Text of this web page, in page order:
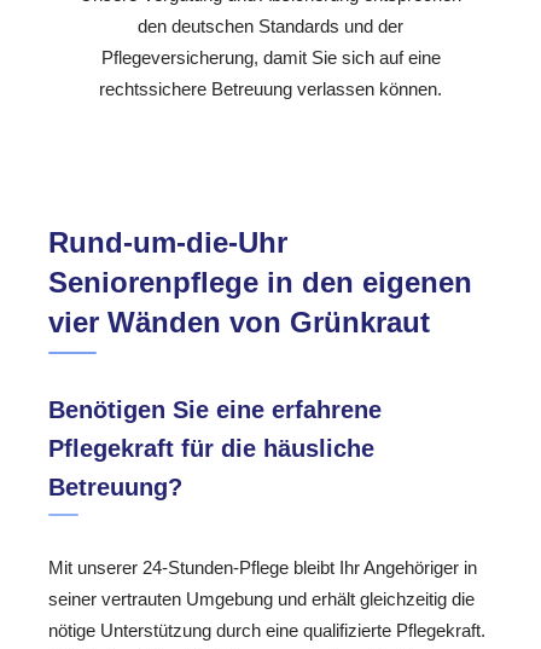
den deutschen Standards und der
Pflegeversicherung, damit Sie sich auf eine
rechtssichere Betreuung verlassen können.
Rund-um-die-Uhr
Seniorenpflege in den eigenen
vier Wänden von Grünkraut
Benötigen Sie eine erfahrene
Pflegekraft für die häusliche
Betreuung?
Mit unserer 24-Stunden-Pflege bleibt Ihr Angehöriger in
seiner vertrauten Umgebung und erhält gleichzeitig die
nötige Unterstützung durch eine qualifizierte Pflegekraft.